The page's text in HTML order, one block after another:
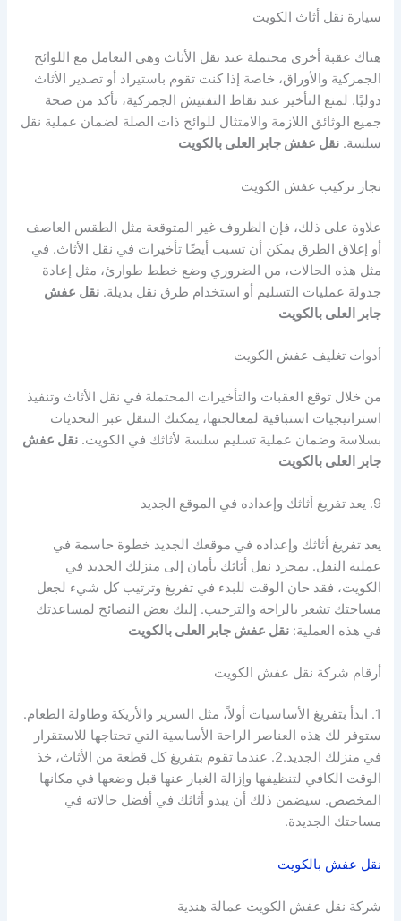
سيارة نقل أثاث الكويت
هناك عقبة أخرى محتملة عند نقل الأثاث وهي التعامل مع اللوائح
الجمركية والأوراق، خاصة إذا كنت تقوم باستيراد أو تصدير الأثاث
دوليًا. لمنع التأخير عند نقاط التفتيش الجمركية، تأكد من صحة
جميع الوثائق اللازمة والامتثال للوائح ذات الصلة لضمان عملية نقل
سلسة.نقل عفش جابر العلى بالكويت
نجار تركيب عفش الكويت
علاوة على ذلك، فإن الظروف غير المتوقعة مثل الطقس العاصف
أو إغلاق الطرق يمكن أن تسبب أيضًا تأخيرات في نقل الأثاث. في
مثل هذه الحالات، من الضروري وضع خطط طوارئ، مثل إعادة
جدولة عمليات التسليم أو استخدام طرق نقل بديلة.نقل عفش
جابر العلى بالكويت
أدوات تغليف عفش الكويت
من خلال توقع العقبات والتأخيرات المحتملة في نقل الأثاث وتنفيذ
استراتيجيات استباقية لمعالجتها، يمكنك التنقل عبر التحديات
بسلاسة وضمان عملية تسليم سلسة لأثاثك في الكويت.نقل عفش
جابر العلى بالكويت
9. يعد تفريغ أثاثك وإعداده في الموقع الجديد
يعد تفريغ أثاثك وإعداده في موقعك الجديد خطوة حاسمة في
عملية النقل. بمجرد نقل أثاثك بأمان إلى منزلك الجديد في
الكويت، فقد حان الوقت للبدء في تفريغ وترتيب كل شيء لجعل
مساحتك تشعر بالراحة والترحيب. إليك بعض النصائح لمساعدتك
في هذه العملية:نقل عفش جابر العلى بالكويت
أرقام شركة نقل عفش الكويت
1. ابدأ بتفريغ الأساسيات أولاً، مثل السرير والأريكة وطاولة الطعام.
ستوفر لك هذه العناصر الراحة الأساسية التي تحتاجها للاستقرار
في منزلك الجديد.2. عندما تقوم بتفريغ كل قطعة من الأثاث، خذ
الوقت الكافي لتنظيفها وإزالة الغبار عنها قبل وضعها في مكانها
المخصص. سيضمن ذلك أن يبدو أثاثك في أفضل حالاته في
مساحتك الجديدة.
نقل عفش بالكويت
شركة نقل عفش الكويت عمالة هندية